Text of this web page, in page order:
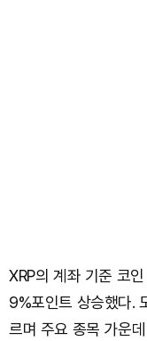
XRP의 계좌 기준 코
9%포인트 상승했다.
르며 주요 종목 가운